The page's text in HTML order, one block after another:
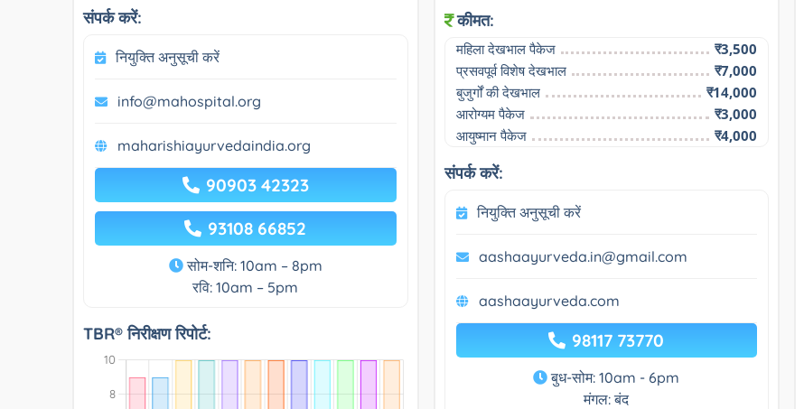
संपर्क करें:
नियुक्ति अनुसूची करें
info@mahospital.org
maharishiayurvedaindia.org
90903 42323
93108 66852
सोम-शनि: 10am – 8pm
रवि: 10am – 5pm
TBR® निरीक्षण रिपोर्ट:
कीमत:
महिला देखभाल पैकेज
₹3,500
प्रसवपूर्व विशेष देखभाल
₹7,000
बुजुर्गों की देखभाल
₹14,000
आरोग्यम पैकेज
₹3,000
आयुष्मान पैकेज
₹4,000
संपर्क करें:
नियुक्ति अनुसूची करें
aashaayurveda.in@gmail.com
aashaayurveda.com
98117 73770
बुध-सोम: 10am - 6pm
मंगल: बंद